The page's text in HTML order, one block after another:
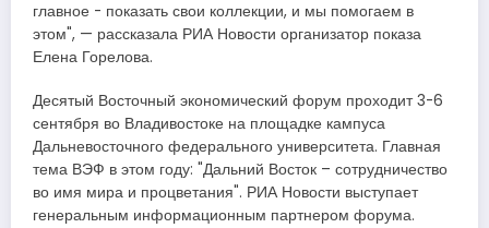
главное - показать свои коллекции, и мы помогаем в
этом", — рассказала РИА Новости организатор показа
Елена Горелова.
Десятый Восточный экономический форум проходит 3-6
сентября во Владивостоке на площадке кампуса
Дальневосточного федерального университета. Главная
тема ВЭФ в этом году: "Дальний Восток – сотрудничество
во имя мира и процветания". РИА Новости выступает
генеральным информационным партнером форума.